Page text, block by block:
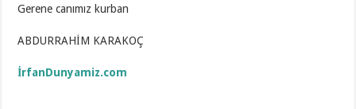
Gerene canımız kurban
ABDURRAHİM KARAKOÇ
İrfanDunyamiz.com